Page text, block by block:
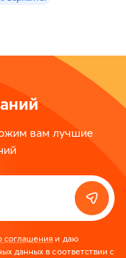
вам лучшие
соглашения и даю
данных в соответствии с